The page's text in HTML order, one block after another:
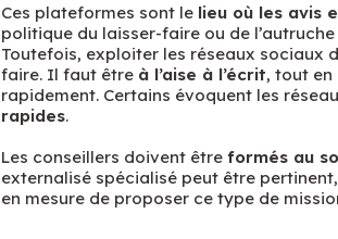
Ces plateformes sont le lieu où les avis
politique du laisser-faire ou de
Toutefois, exploiter les réseaux sociaux
faire. Il faut être à l’aise à l’écrit, tout en
rapidement. Certains évoquent les
rapides.
Les conseillers doivent être formés au
externalisé spécialisé peut être
en mesure de proposer ce type de